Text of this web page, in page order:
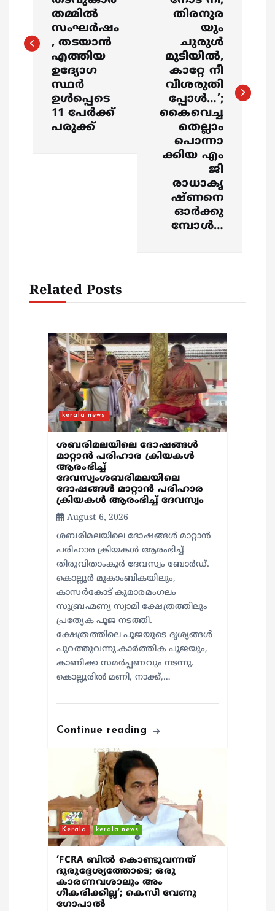
t
o
തമ്മിൽ
സംഘർഷം
, തടയാൻ
എത്തിയ
ഉദ്യോഗ
സ്ഥർ
ഉൾപ്പെടെ
11 പേർക്ക്
പരുക്ക്
തിരനുര
യും
ചുരുള്‍
മുടിയില്‍,
കാറ്റേ നീ
വീശരുതി
പ്പോള്‍…’;
കൈവെച്ച
തെല്ലാം
പൊന്നാ
ക്കിയ എം
ജി
രാധാകൃ
ഷ്ണനെ
ഓര്‍ക്കു
മ്പോള്‍…
Related Posts
kerala news
ശബരിമലയിലെ ദോഷങ്ങൾ
മാറ്റാൻ പരിഹാര ക്രിയകൾ
ആരംഭിച്ച്
ദേവസ്വംശബരിമലയിലെ
ദോഷങ്ങൾ മാറ്റാൻ പരിഹാര
ക്രിയകൾ ആരംഭിച്ച് ദേവസ്വം
August 6, 2026
ശബരിമലയിലെ ദോഷങ്ങൾ മാറ്റാൻ
പരിഹാര ക്രിയകൾ ആരംഭിച്ച്
തിരുവിതാംകൂർ ദേവസ്വം ബോർഡ്.
കൊല്ലൂർ മൂകാംബികയിലും,
കാസർകോട് കുമാരമംഗലം
സുബ്രഹ്മണ്യ സ്വാമി ക്ഷേത്രത്തിലും
പ്രത്യേക പൂജ നടത്തി.
ക്ഷേത്രത്തിലെ പൂജയുടെ ദൃശ്യങ്ങൾ
പുറത്തുവന്നു.കാർത്തിക പൂജയും,
കാണിക്ക സമർപ്പണവും നടന്നു.
കൊല്ലൂരിൽ മണി, നാക്ക്,…
Continue reading
Kerala kerala news
‘FCRA ബിൽ കൊണ്ടുവന്നത്
ദുരുദ്ദേശ്യത്തോടെ; ഒരു
കാരണവശാലും അം​
ഗീകരിക്കില്ല’; കെസി വേണു​
ഗോപാൽ